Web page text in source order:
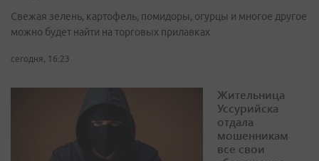
Свежая зелень, картофель, помидоры, огурцы и многое другое
можно будет найти на торговых прилавках
сегодня, 16:23
Жительница
Уссурийска
отдала
мошенникам
все свои